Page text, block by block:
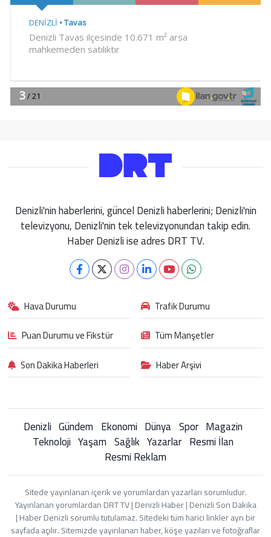
Denizli'nin haberlerini, güncel Denizli haberlerini; Denizli'nin
televizyonu, Denizli'nin tek televizyonundan takip edin.
Haber Denizli ise adres DRT TV.
Hava Durumu
Trafik Durumu
Puan Durumu ve Fikstür
Tüm Manşetler
Son Dakika Haberleri
Haber Arşivi
Denizli Gündem Ekonomi Dünya Spor Magazin
Teknoloji Yaşam Sağlık Yazarlar Resmi İlan
Resmi Reklam
Sitede yayınlanan içerik ve yorumlardan yazarları sorumludur.
Yayınlanan yorumlardan DRT TV | Denizli Haber | Denizli Son Dakika
| Haber Denizli sorumlu tutulamaz. Sitedeki tüm harici linkler ayrı bir
sayfada açılır. Sitemizde yayınlanan haber, köşe yazıları ve fotoğraflar